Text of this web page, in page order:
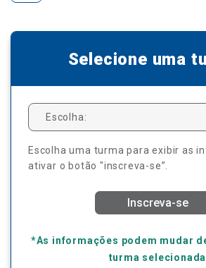
Selecione uma
Escolha:
Escolha uma turma para exibir as
ativar o botão "inscreva-se”.
Inscreva-se
*As informações podem mudar
turma selecionada